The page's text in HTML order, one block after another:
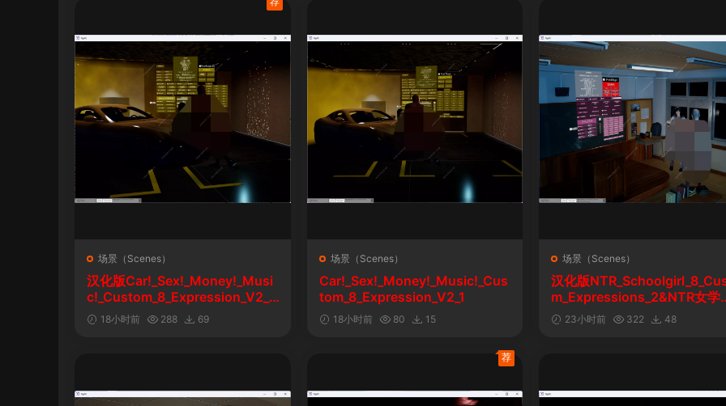
场景（Scenes）
汉化版Car!_Sex!_Money!_Musi
c!_Custom_8_Expression_V2_1
&车！性！钱！音乐！自定义表情
18小时前 288 69
场景（Scenes）
Car!_Sex!_Money!_Music!_Cus
tom_8_Expression_V2_1
18小时前 80 15
场景（Scenes）
汉化版
m_Expressions_2&NTR女学
自定义表情
23小时前 322 48
荐